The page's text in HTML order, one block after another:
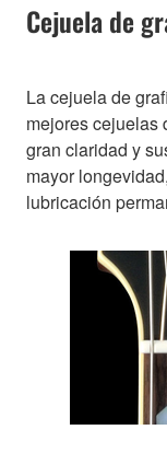
Cejuela de
La cejuela de
mejores cejuelas
gran claridad y
mayor
lubricación